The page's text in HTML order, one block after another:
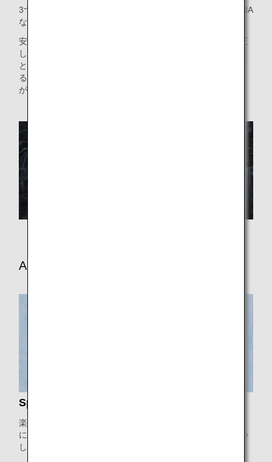
3つの顧客体験を通して、お客さまに感じていただきたいANA
ならではのブランド。それが、「Inspiration of JAPAN」。
安全運航を基礎にしながら、日本の先進性や技術力、礼儀正
しく正確な気質と、ANAが大切にしてきたおもてなしの心と
ともに、旅のワクワク感や楽しい体験をお客様にお届けす
る。この、日本のエアライン、ANAだからこそできる体験
が、私たちが一貫して提供していきたいブランドなのです。
ANAの3つの顧客体験
Sparkling
楽しさや、ワクワクや、感動まで体験していただけるよう
に、なにかアイデアはないか。思い切ってアクションにうつ
してみる。常にそんな意識を持っていたい。